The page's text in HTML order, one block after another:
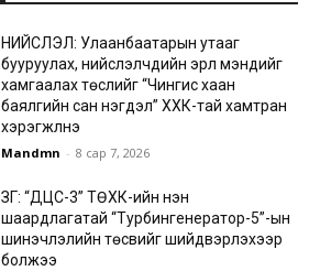
НИЙСЛЭЛ: Улаанбаатарын утааг
бууруулах, нийслэлчүүдийн эрүүл мэндийг
хамгаалах төслийг “Чингис хаан
баялгийн сан нэгдэл” ХХК-тай хамтран
хэрэгжүүлнэ
Mandmn - 8 сар 7, 2026
ЗГ: “ДЦС-3” ТӨХК-ийн нэн
шаардлагатай “Турбингенератор-5”-ын
шинэчлэлийн төсвийг шийдвэрлэхээр
болжээ